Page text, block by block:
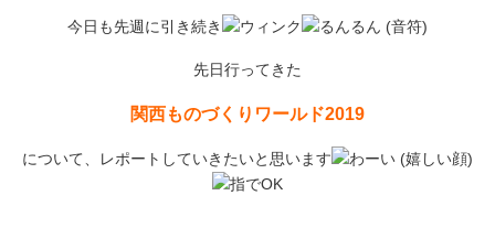
今日も先週に引き続き
先日行ってきた
関西ものづくりワールド2019
について、レポートしていきたいと思います